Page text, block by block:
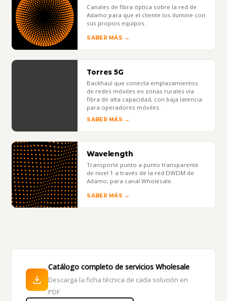
Canales de fibra óptica sobre la red de
Adamo para que el cliente los ilumine con
sus propios equipos.
SABER MÁS →
Torres 5G
Backhaul que conecta emplazamientos
de redes móviles en zonas rurales vía
fibra de alta capacidad, con baja latencia
para operadores móviles.
SABER MÁS →
Wavelength
Transporte punto a punto transparente
de nivel 1 a través de la red DWDM de
Adamo, para canal Wholesale.
SABER MÁS →
Catálogo completo de servicios Wholesale
Descarga la ficha técnica de cada solución en
PDF